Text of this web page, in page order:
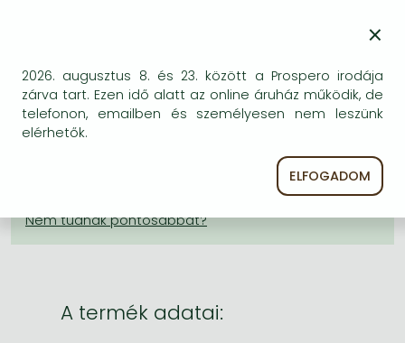
One-Punch Man manga
BESZEREZHETŐSÉG
Bizonytalan a beszerezhetőség. Érdemes még
A termék adatai:
×
2026. augusztus 8. és 23. között a Prospero irodája
zárva tart. Ezen idő alatt az online áruház működik, de
telefonon, emailben és személyesen nem leszünk
elérhetők.
ELFOGADOM